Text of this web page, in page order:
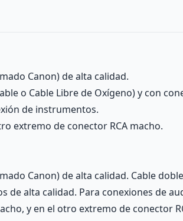
Canon) de alta calidad.
o Cable Libre de Oxígeno) y con
de instrumentos.
extremo de conector RCA macho.
Canon) de alta calidad. Cable
de alta calidad. Para conexiones de
y en el otro extremo de conector